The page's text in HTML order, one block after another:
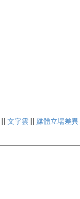
|| 文字雲 || 媒體立場差異